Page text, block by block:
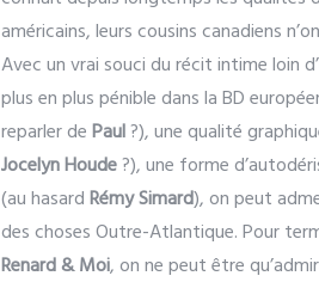
américains, leurs cousins canadiens
Avec un vrai souci du récit intime loin
plus en plus pénible dans la BD
reparler dePaul?), une qualité
Jocelyn Houde?), une forme
(au hasardRémy Simard), on peut
des choses Outre-Atlantique. Pour
Renard & Moi, on ne peut être